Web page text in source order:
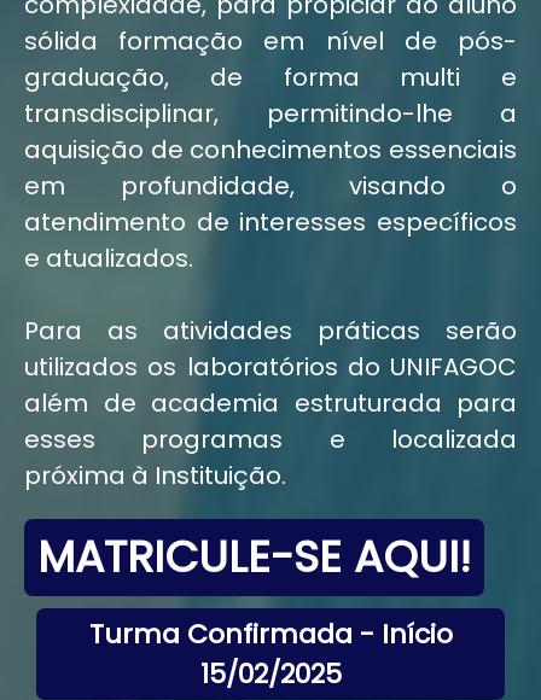
sólida formação em nível de pós-
graduação, de forma multi e
transdisciplinar, permitindo-lhe a
aquisição de conhecimentos essenciais
em profundidade, visando o
atendimento de interesses específicos
e atualizados.
Para as atividades práticas serão
utilizados os laboratórios do UNIFAGOC
além de academia estruturada para
esses programas e localizada
próxima à Instituição.
MATRICULE-SE AQUI!
Turma Confirmada - Início
15/02/2025